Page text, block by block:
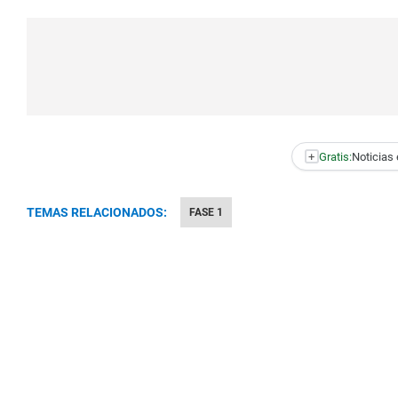
+ Gratis:Noticias
TEMAS RELACIONADOS: FASE 1